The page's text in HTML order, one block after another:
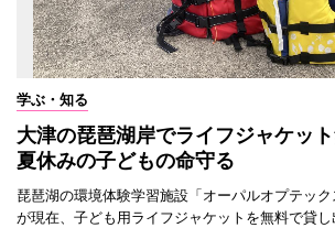
学ぶ・知る
大津の琵琶湖岸でライフジャケッ
夏休みの子どもの命守る
琵琶湖の環境体験学習施設「オーパルオプテック
が現在、子ども用ライフジャケットを無料で貸し